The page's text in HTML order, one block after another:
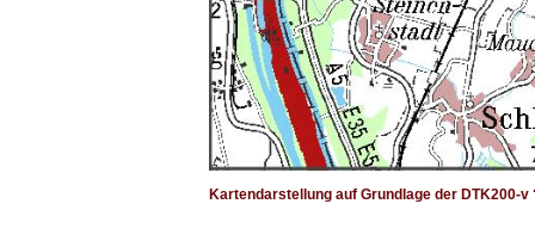
Kartendarstellung auf Grundlage der DTK200-